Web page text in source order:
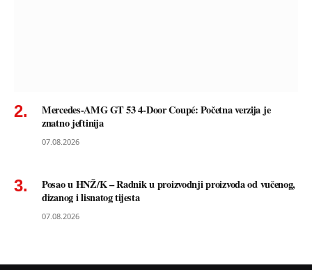
Mercedes-AMG GT 53 4-Door Coupé: Početna verzija je
znatno jeftinija
07.08.2026
Posao u HNŽ/K – Radnik u proizvodnji proizvoda od vučenog,
dizanog i lisnatog tijesta
07.08.2026